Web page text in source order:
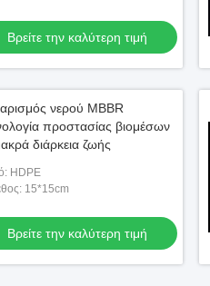
Βρείτε την καλύτερη τιμή
νερού MBBR
προστασίας βιομέσων
διάρκεια ζωής
Υλικό: HDPE
Μέγεθος: 15*15cm
Βρείτε την καλύτερη τιμή